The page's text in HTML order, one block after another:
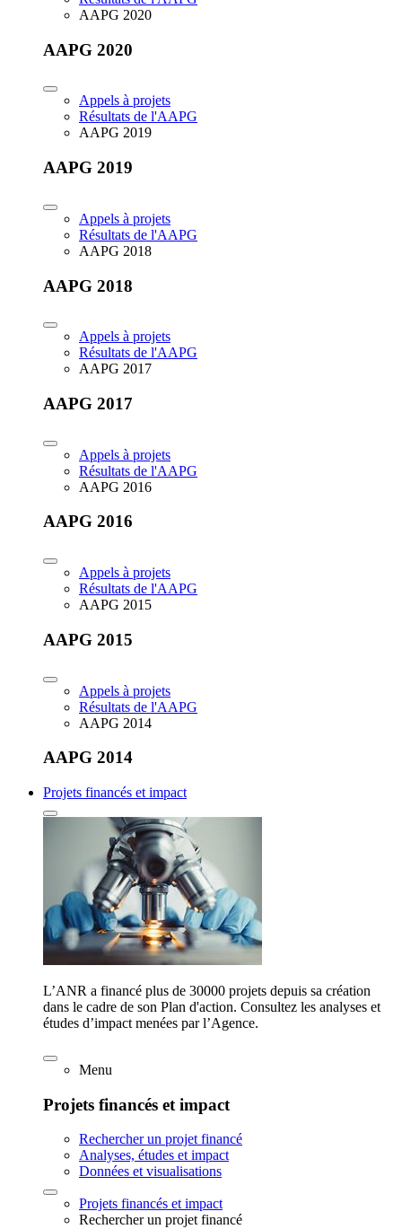
AAPG 2020
AAPG 2020
Appels à projets
Résultats de l'AAPG
AAPG 2019
AAPG 2019
Appels à projets
Résultats de l'AAPG
AAPG 2018
AAPG 2018
Appels à projets
Résultats de l'AAPG
AAPG 2017
AAPG 2017
Appels à projets
Résultats de l'AAPG
AAPG 2016
AAPG 2016
Appels à projets
Résultats de l'AAPG
AAPG 2015
AAPG 2015
Appels à projets
Résultats de l'AAPG
AAPG 2014
AAPG 2014
Projets financés et impact
L’ANR a financé plus de 30000 projets depuis sa création
dans le cadre de son Plan d'action. Consultez les analyses et
études d’impact menées par l’Agence.
Menu
Projets financés et impact
Rechercher un projet financé
Analyses, études et impact
Données et visualisations
Projets financés et impact
Rechercher un projet financé